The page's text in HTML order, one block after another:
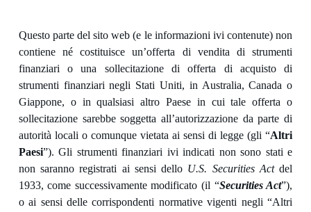
Questo parte del sito web (e le informazioni ivi contenute) non
contiene né costituisce un’offerta di vendita di strumenti
finanziari o una sollecitazione di offerta di acquisto di
strumenti finanziari negli Stati Uniti, in Australia, Canada o
Giappone, o in qualsiasi altro Paese in cui tale offerta o
sollecitazione sarebbe soggetta all’autorizzazione da parte di
autorità locali o comunque vietata ai sensi di legge (gli “Altri
Paesi”). Gli strumenti finanziari ivi indicati non sono stati e
non saranno registrati ai sensi dello U.S. Securities Actdel
1933, come successivamente modificato (il “Securities Act”),
o ai sensi delle corrispondenti normative vigenti negli “Altri